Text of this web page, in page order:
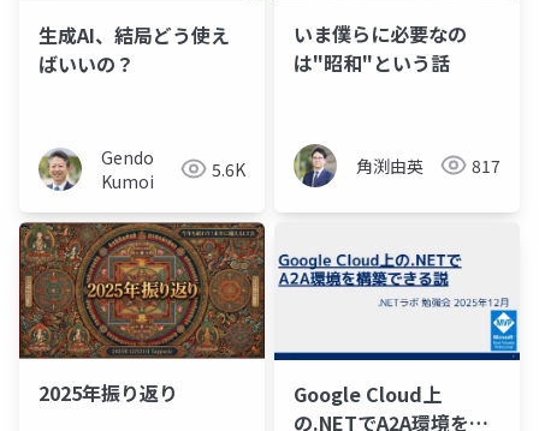
生成AI、結局どう使え
ばいいの？
Gendo
Kumoi
5.6K
いま僕らに必要なの
は"昭和"という話
角渕由英 817
2025年振り返り
Google Cloud上
の.NETでA2A環境を構